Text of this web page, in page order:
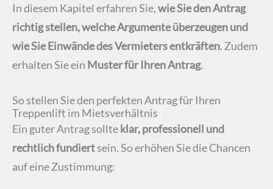
In diesem Kapitel erfahren Sie,wie Sie den Antrag
richtig stellen, welche Argumente überzeugen und
wie Sie Einwände des Vermieters entkräften. Zudem
erhalten Sie ein Muster für Ihren Antrag.
So stellen Sie den perfekten Antrag für Ihren
Treppenlift im Mietsverhältnis
Ein guter Antrag sollteklar, professionell und
rechtlich fundiertsein. So erhöhen Sie die Chancen
auf eine Zustimmung: